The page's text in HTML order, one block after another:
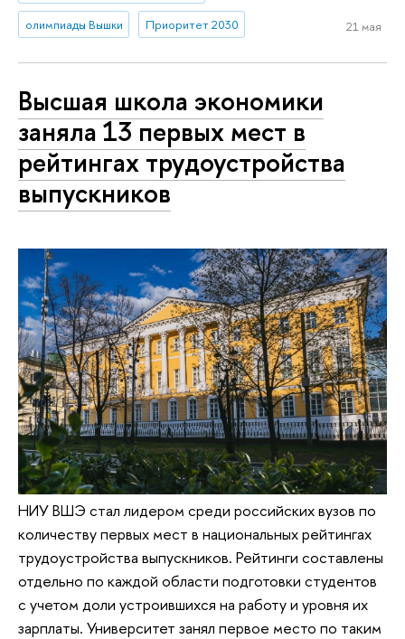
олимпиады Вышки Приоритет 2030 21 мая
Высшая школа экономики
заняла 13 первых мест в
рейтингах трудоустройства
выпускников
НИУ ВШЭ стал лидером среди российских вузов по
количеству первых мест в национальных рейтингах
трудоустройства выпускников. Рейтинги составлены
отдельно по каждой области подготовки студентов
с учетом доли устроившихся на работу и уровня их
зарплаты. Университет занял первое место по таким